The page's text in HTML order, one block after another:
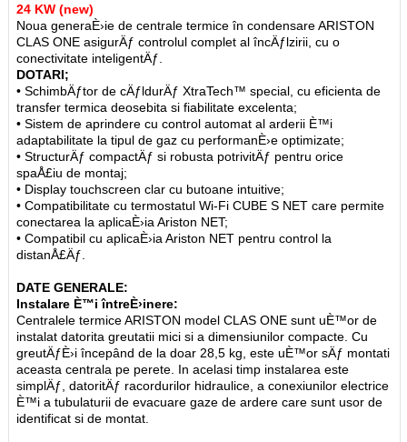
24 KW (new)
Noua generaÈ›ie de centrale termice în condensare ARISTON
CLAS ONE asigurÄƒ controlul complet al încÄƒlzirii, cu o
conectivitate inteligentÄƒ.
DOTARI;
• SchimbÄƒtor de cÄƒldurÄƒ XtraTech™ special, cu eficienta de
transfer termica deosebita si fiabilitate excelenta;
• Sistem de aprindere cu control automat al arderii È™i
adaptabilitate la tipul de gaz cu performanÈ›e optimizate;
• StructurÄƒ compactÄƒ si robusta potrivitÄƒ pentru orice
spaÅ£iu de montaj;
• Display touchscreen clar cu butoane intuitive;
• Compatibilitate cu termostatul Wi-Fi CUBE S NET care permite
conectarea la aplicaÈ›ia Ariston NET;
• Compatibil cu aplicaÈ›ia Ariston NET pentru control la
distanÅ£Äƒ.
DATE GENERALE:
Instalare È™i întreÈ›inere:
Centralele termice ARISTON model CLAS ONE sunt uÈ™or de
instalat datorita greutatii mici si a dimensiunilor compacte. Cu
greutÄƒÈ›i începând de la doar 28,5 kg, este uÈ™or sÄƒ montati
aceasta centrala pe perete. In acelasi timp instalarea este
simplÄƒ, datoritÄƒ racordurilor hidraulice, a conexiunilor electrice
È™i a tubulaturii de evacuare gaze de ardere care sunt usor de
identificat si de montat.